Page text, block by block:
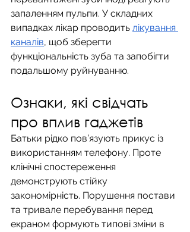
запаленням пульпи. У складних
випадках лікар проводить лікування
каналів, щоб зберегти
функціональність зуба та запобігти
подальшому руйнуванню.
Ознаки, які свідчать
про вплив гаджетів
Батьки рідко пов’язують прикус із
використанням телефону. Проте
клінічні спостереження
демонструють стійку
закономірність. Порушення постави
та тривале перебування перед
екраном формують типові зміни в